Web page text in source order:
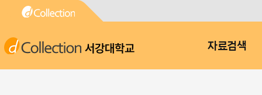
서강대학교 자료검색